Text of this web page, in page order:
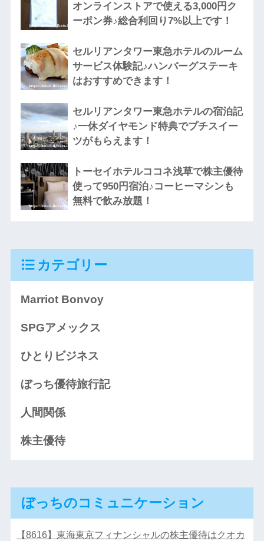
オンラインストアで使える3,000円ク
ーポン券♪総合利回り7%以上です！
セルリアンタワー東急ホテルのルーム
サービス体験記♪ハンバーグステーキ
はおすすめできます！
セルリアンタワー東急ホテルの宿泊記
♪一休ダイヤモンド特典でプチスイー
ツがもらえます！
トーセイホテルココネ浅草で株主優待
使って950円宿泊♪コーヒーマシンも
無料で飲み放題！
カテゴリー
Marriot Bonvoy
SPGアメックス
ひとりビジネス
ぼっち優待旅行記
人間関係
株主優待
ぼっちのコミュニケーション
【8616】東海東京フィナンシャルの株主優待はクオカ